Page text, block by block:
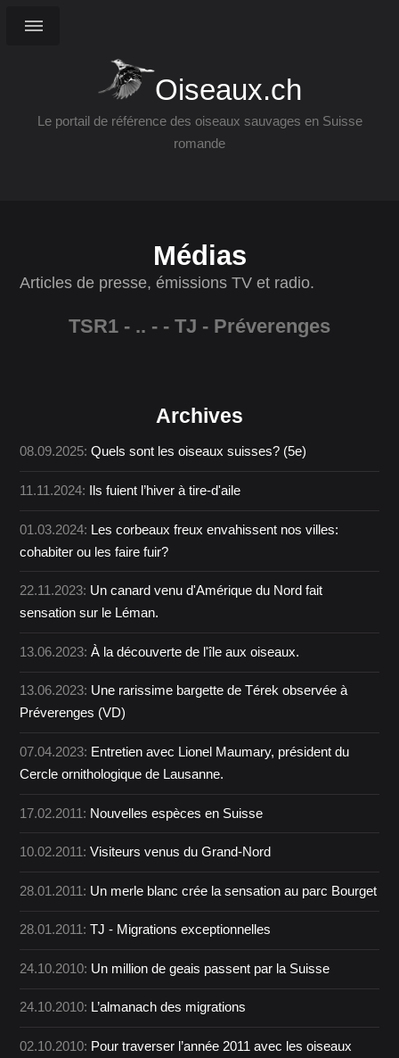
Oiseaux.ch
Le portail de référence des oiseaux sauvages en Suisse
romande
Médias
Articles de presse, émissions TV et radio.
TSR1 - .. - - TJ - Préverenges
Archives
08.09.2025:Quels sont les oiseaux suisses? (5e)
11.11.2024: Ils fuient l’hiver à tire-d'aile
01.03.2024: Les corbeaux freux envahissent nos villes:
cohabiter ou les faire fuir?
22.11.2023: Un canard venu d'Amérique du Nord fait
sensation sur le Léman.
13.06.2023:À la découverte de l'île aux oiseaux.
13.06.2023: Une rarissime bargette de Térek observée à
Préverenges (VD)
07.04.2023: Entretien avec Lionel Maumary, président du
Cercle ornithologique de Lausanne.
17.02.2011: Nouvelles espèces en Suisse
10.02.2011:Visiteurs venus du Grand-Nord
28.01.2011: Un merle blanc crée la sensation au parc Bourget
28.01.2011:TJ - Migrations exceptionnelles
24.10.2010: Un million de geais passent par la Suisse
24.10.2010: L’almanach des migrations
02.10.2010: Pour traverser l’année 2011 avec les oiseaux